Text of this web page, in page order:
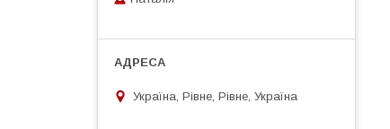
Україна, Рівне, Рівне, Україна